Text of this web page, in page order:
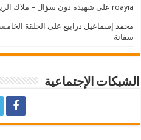
roayia على شهيدة دون سؤال – ملاك
محمد إسماعيل درابيع على الحلقة
سفانة
الشبكات الإجتماعية